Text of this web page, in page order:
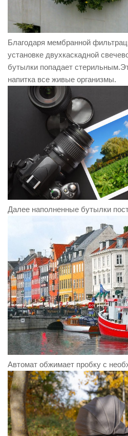
Благодаря мембранной
установке двухкаскадной
бутылки попадает
напитка все живые организмы.
Далее наполненные бутылки
Автомат обжимает пробку с